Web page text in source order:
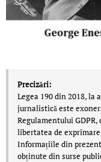
Precizări:
Legea 190 din 2018, la
jurnalistică este
Regulamentului
libertatea de exprimare
Informațiile din
obținute din surse